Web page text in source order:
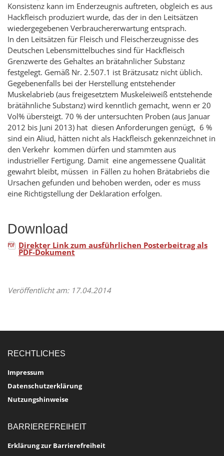
Konsistenz kann im Enderzeugnis auftreten, obgleich es aus
Hackfleisch produziert wurde, das der in den Leitsätzen
wiedergegebenen Verbrauchererwartung entsprach.
In den Leitsätzen für Fleisch und Fleischerzeugnisse des
Deutschen Lebensmittelbuches sind für Hackfleisch
Grenzwerte des Gehaltes an brätahnlicher Substanz
festgelegt. Gemäß Nr. 2.507.1 ist Brätzusatz nicht üblich.
Gegebenenfalls bei der Herstellung entstehender
Muskelabrieb (aus freigesetztem Muskeleiweiß entstehende
brätähnliche Substanz) wird kenntlich gemacht, wenn er 20
Vol% übersteigt. 70 % der untersuchten Proben (aus Januar
2012 bis Juni 2013) hat diesen Anforderungen genügt, 6 %
sind ein Aliud, hätten nicht als Hackfleisch gekennzeichnet in
den Verkehr kommen dürfen und stammten aus
industrieller Fertigung. Damit eine angemessene Qualität
gewahrt bleibt, müssen in Fällen zu hohen Brätabriebs die
Ursachen gefunden und behoben werden, oder es muss
eine Richtigstellung der Deklaration erfolgen.
Download
Direkter Link zum ausführlichen Posterbeitrag als
PDF-Dokument
Veröffentlicht am: 17.04.2014
RECHTLICHES
Impressum
Datenschutzerklärung
Nutzungshinweise
BARRIEREFREIHEIT
Erklärung zur Barrierefreiheit